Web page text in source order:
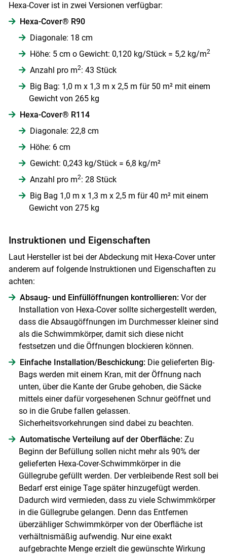
Hexa-Cover ist in zwei Versionen verfügbar:
Hexa-Cover® R90
Diagonale: 18 cm
Höhe: 5 cm o Gewicht: 0,120 kg/Stück = 5,2 kg/m2
Anzahl pro m2: 43 Stück
Big Bag: 1,0 m x 1,3 m x 2,5 m für 50 m² mit einem
Gewicht von 265 kg
Hexa-Cover® R114
Diagonale: 22,8 cm
Höhe: 6 cm
Gewicht: 0,243 kg/Stück = 6,8 kg/m²
Anzahl pro m2: 28 Stück
Big Bag 1,0 m x 1,3 m x 2,5 m für 40 m² mit einem
Gewicht von 275 kg
Instruktionen und Eigenschaften
Laut Hersteller ist bei der Abdeckung mit Hexa-Cover unter
anderem auf folgende Instruktionen und Eigenschaften zu
achten:
Absaug- und Einfüllöffnungen kontrollieren: Vor der
Installation von Hexa-Cover sollte sichergestellt werden,
dass die Absaugöffnungen im Durchmesser kleiner sind
als die Schwimmkörper, damit sich diese nicht
festsetzen und die Öffnungen blockieren können.
Einfache Installation/Beschickung: Die gelieferten Big-
Bags werden mit einem Kran, mit der Öffnung nach
unten, über die Kante der Grube gehoben, die Säcke
mittels einer dafür vorgesehenen Schnur geöffnet und
so in die Grube fallen gelassen.
Sicherheitsvorkehrungen sind dabei zu beachten.
Automatische Verteilung auf der Oberfläche: Zu
Beginn der Befüllung sollen nicht mehr als 90% der
gelieferten Hexa-Cover-Schwimmkörper in die
Güllegrube gefüllt werden. Der verbleibende Rest soll bei
Bedarf erst einige Tage später hinzugefügt werden.
Dadurch wird vermieden, dass zu viele Schwimmkörper
in die Güllegrube gelangen. Denn das Entfernen
überzähliger Schwimmkörper von der Oberfläche ist
verhältnismäßig aufwendig. Nur eine exakt
aufgebrachte Menge erzielt die gewünschte Wirkung